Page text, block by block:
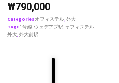
₩790,000
Categories オフィステル,外大
Tags1号線, ウェデアプ駅, オフィステル,
外大,外大前駅